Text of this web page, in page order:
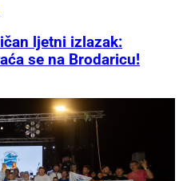
ljetni izlazak:
se na Brodaricu!